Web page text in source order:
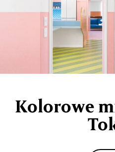
Kolorowe